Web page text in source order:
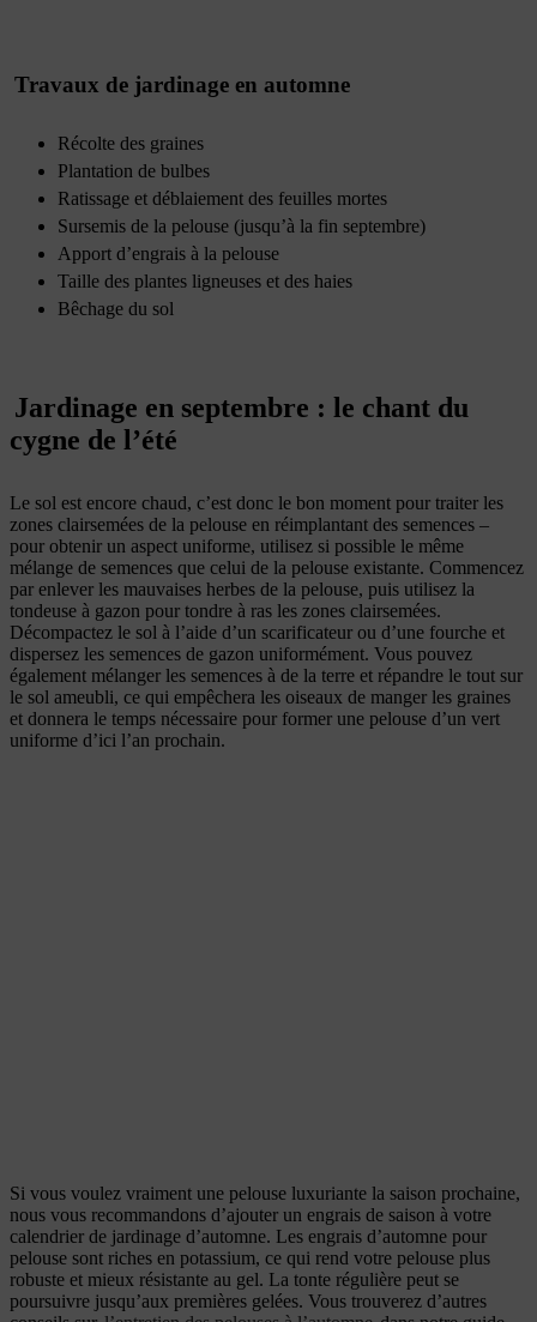
Travaux de jardinage en automne
Récolte des graines
Plantation de bulbes
Ratissage et déblaiement des feuilles mortes
Sursemis de la pelouse (jusqu’à la fin septembre)
Apport d’engrais à la pelouse
Taille des plantes ligneuses et des haies
Bêchage du sol
Jardinage en septembre : le chant du
cygne de l’été
Le sol est encore chaud, c’est donc le bon moment pour traiter les
zones clairsemées de la pelouse en réimplantant des semences –
pour obtenir un aspect uniforme, utilisez si possible le même
mélange de semences que celui de la pelouse existante. Commencez
par enlever les mauvaises herbes de la pelouse, puis utilisez la
tondeuse à gazon pour tondre à ras les zones clairsemées.
Décompactez le sol à l’aide d’un scarificateur ou d’une fourche et
dispersez les semences de gazon uniformément. Vous pouvez
également mélanger les semences à de la terre et répandre le tout sur
le sol ameubli, ce qui empêchera les oiseaux de manger les graines
et donnera le temps nécessaire pour former une pelouse d’un vert
uniforme d’ici l’an prochain.
Si vous voulez vraiment une pelouse luxuriante la saison prochaine,
nous vous recommandons d’ajouter un engrais de saison à votre
calendrier de jardinage d’automne. Les engrais d’automne pour
pelouse sont riches en potassium, ce qui rend votre pelouse plus
robuste et mieux résistante au gel. La tonte régulière peut se
poursuivre jusqu’aux premières gelées. Vous trouverez d’autres